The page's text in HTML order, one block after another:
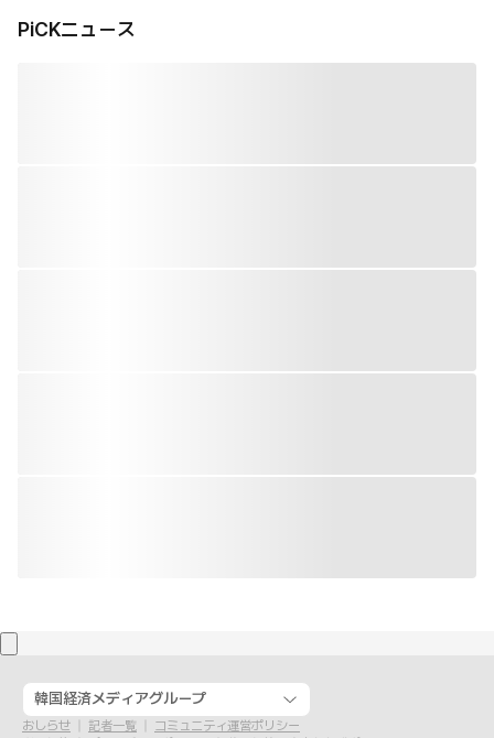
PiCKニュース
韓国経済メディアグループ
おしらせ 記者一覧
コミュニティ運営ポリシー